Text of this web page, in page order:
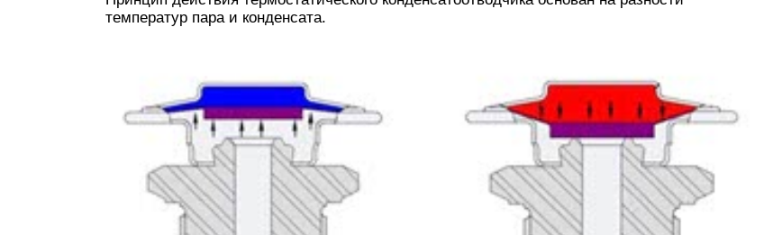
температур пара и конденсата.